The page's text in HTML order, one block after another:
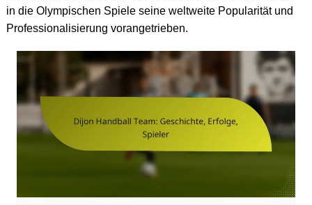
in die Olympischen Spiele seine weltweite Popularität und
Professionalisierung vorangetrieben.